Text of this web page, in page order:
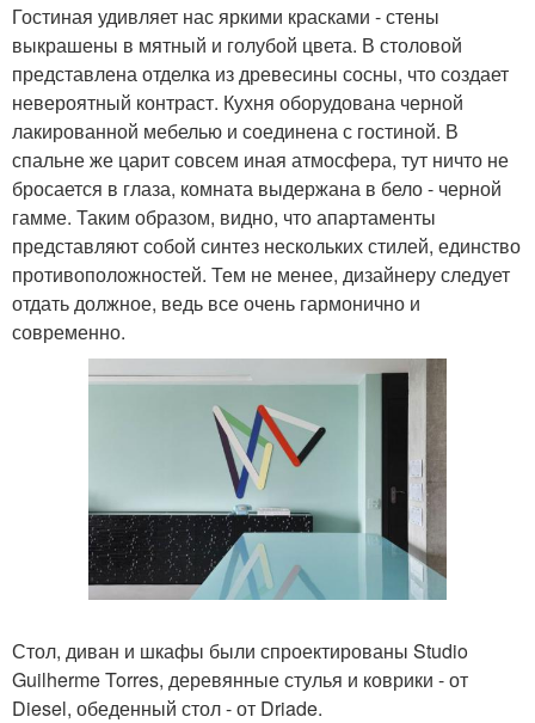
Гостиная удивляет нас яркими красками - стены
выкрашены в мятный и голубой цвета. В столовой
представлена отделка из древесины сосны, что создает
невероятный контраст. Кухня оборудована черной
лакированной мебелью и соединена с гостиной. В
спальне же царит совсем иная атмосфера, тут ничто не
бросается в глаза, комната выдержана в бело - черной
гамме. Таким образом, видно, что апартаменты
представляют собой синтез нескольких стилей, единство
противоположностей. Тем не менее, дизайнеру следует
отдать должное, ведь все очень гармонично и
современно.
Стол, диван и шкафы были спроектированы Studio
Guilherme Torres, деревянные стулья и коврики - от
Diesel, обеденный стол - от Driade.